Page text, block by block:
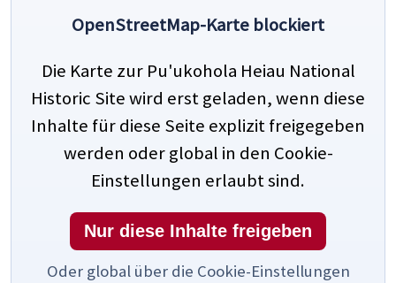
OpenStreetMap-Karte blockiert
Die Karte zur Pu'ukohola Heiau National
Historic Site wird erst geladen, wenn diese
Inhalte für diese Seite explizit freigegeben
werden oder global in den Cookie-
Einstellungen erlaubt sind.
Nur diese Inhalte freigeben
Oder global über die Cookie-Einstellungen